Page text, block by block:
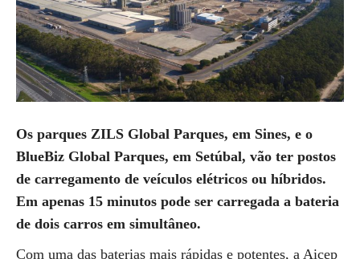
Os parques ZILS Global Parques, em Sines, e o
BlueBiz Global Parques, em Setúbal, vão ter postos
de carregamento de veículos elétricos ou híbridos.
Em apenas 15 minutos pode ser carregada a bateria
de dois carros em simultâneo.
Com uma das baterias mais rápidas e potentes, a Aicep